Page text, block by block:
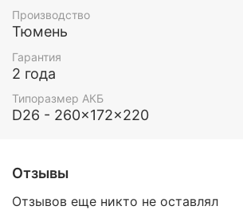
Производство
Тюмень
Гарантия
2 года
Типоразмер АКБ
D26 - 260x172x220
Отзывы
Отзывов еще никто не оставлял